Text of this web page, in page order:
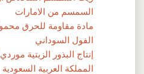
السمسم من الامارات
مادة مقاومة للحرق
الفول السوداني
إنتاج البذور الزيتية
المملكة العربية السعودية